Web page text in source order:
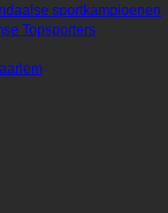
sportkampioenen
Topsporters